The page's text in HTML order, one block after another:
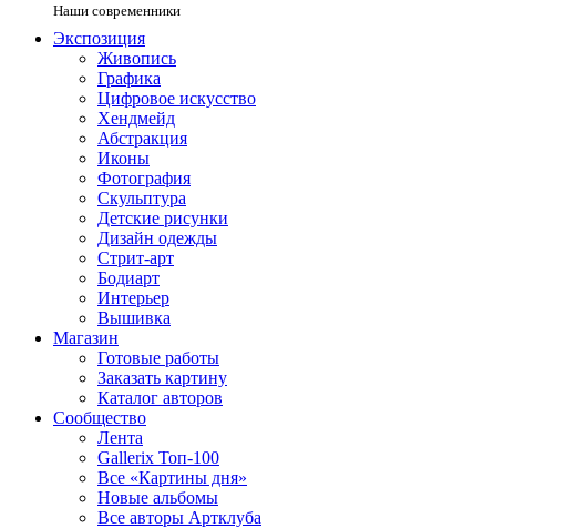
Наши современники
Экспозиция
Живопись
Графика
Цифровое искусство
Хендмейд
Абстракция
Иконы
Фотография
Скульптура
Детские рисунки
Дизайн одежды
Стрит-арт
Бодиарт
Интерьер
Вышивка
Магазин
Готовые работы
Заказать картину
Каталог авторов
Сообщество
Лента
Gallerix Топ-100
Все «Картины дня»
Новые альбомы
Все авторы Артклуба